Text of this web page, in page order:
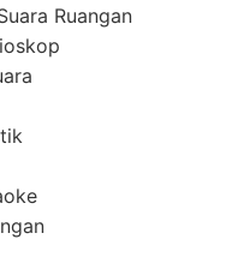
Ruangan